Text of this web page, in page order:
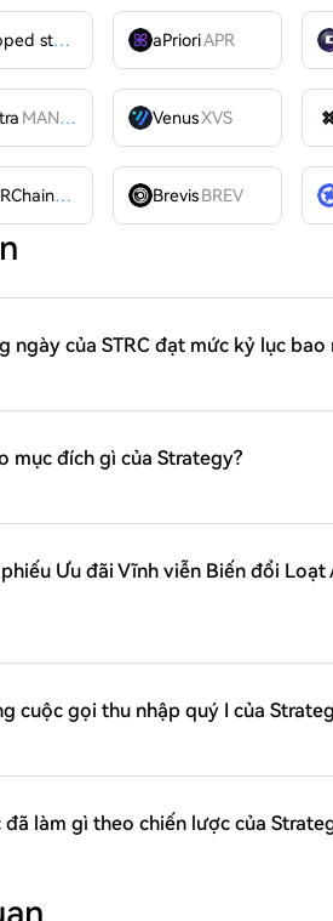
wrapped stUSDT WSTUSDTaPrioriAPR
MANTRA VenusXVS
THORChain
RUNE BrevisBREV
ngày của STRC đạt mức kỷ lục bao
mục đích gì của Strategy?
Ưu đãi Vĩnh viễn Biến đổi Loạt
cuộc gọi thu nhập quý I của
làm gì theo chiến lược của